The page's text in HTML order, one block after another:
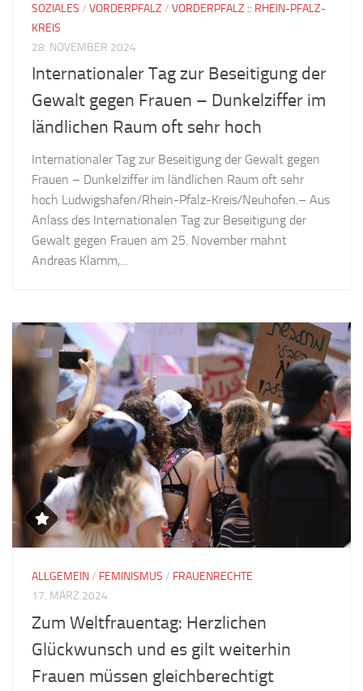
SOZIALES / VORDERPFALZ / VORDERPFALZ :: RHEIN-PFALZ-
KREIS
28. NOVEMBER 2024
Internationaler Tag zur Beseitigung der
Gewalt gegen Frauen – Dunkelziffer im
ländlichen Raum oft sehr hoch
Internationaler Tag zur Beseitigung der Gewalt gegen
Frauen – Dunkelziffer im ländlichen Raum oft sehr
hoch Ludwigshafen/Rhein-Pfalz-Kreis/Neuhofen.– Aus
Anlass des Internationalen Tag zur Beseitigung der
Gewalt gegen Frauen am 25. November mahnt
Andreas Klamm,...
ALLGEMEIN/ FEMINISMUS / FRAUENRECHTE
17. MÄRZ 2024
Zum Weltfrauentag: Herzlichen
Glückwunsch und es gilt weiterhin
Frauen müssen gleichberechtigt